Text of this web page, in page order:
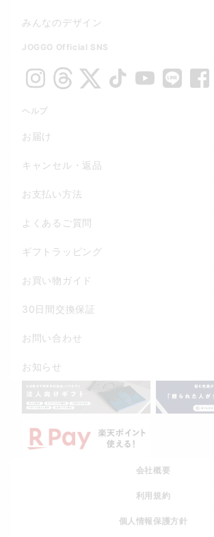
みんなのデザイン
JOGGO Official SNS
ヘルプ
お届け
キャンセル・返品
お支払い方法
よくあるご質問
ギフトラッピング
お買い物ガイド
30日間交換保証
お問い合わせ
お知らせ
会社概要
利用規約
個人情報保護方針